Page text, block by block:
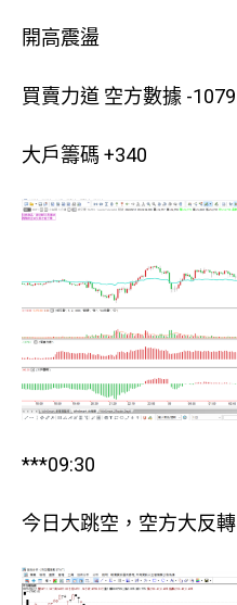
開高震盪
買賣力道 空方數據 -1079
大戶籌碼 +340
***09:30
今日大跳空，空方大反轉